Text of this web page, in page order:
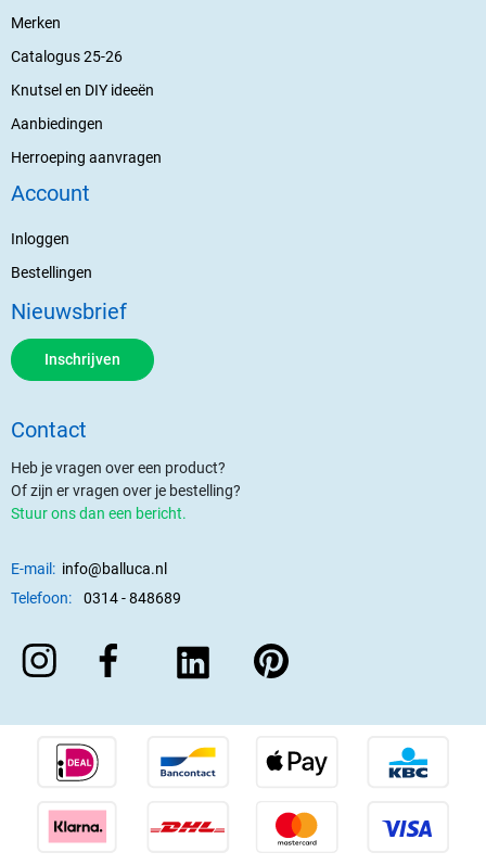
Merken
Catalogus 25-26
Knutsel en DIY ideeën
Aanbiedingen
Herroeping aanvragen
Account
Inloggen
Bestellingen
Nieuwsbrief
Inschrijven
Contact
Heb je vragen over een product?
Of zijn er vragen over je bestelling?
Stuur ons dan een bericht.
E-mail: info@balluca.nl
Telefoon:
0314 - 848689